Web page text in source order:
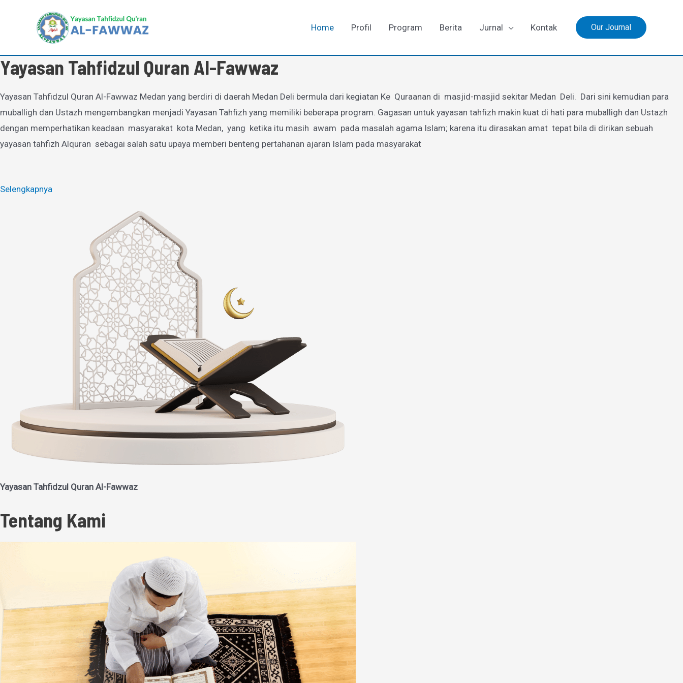
Home Profil Program Berita Jurnal Kontak Our Journal
Yayasan Tahfidzul Quran Al-Fawwaz
Yayasan Tahfidzul Quran Al-Fawwaz Medan yang berdiri di daerah Medan Deli bermula dari kegiatan Ke Quraanan di masjid-masjid sekitar Medan Deli. Dari sini kemudian para
muballigh dan Ustazh mengembangkan menjadi Yayasan Tahfizh yang memiliki beberapa program. Gagasan untuk yayasan tahfizh makin kuat di hati para muballigh dan Ustazh
dengan memperhatikan keadaan masyarakat kota Medan, yang ketika itu masih awam pada masalah agama Islam; karena itu dirasakan amat tepat bila di dirikan sebuah
yayasan tahfizh Alquran sebagai salah satu upaya memberi benteng pertahanan ajaran Islam pada masyarakat
Selengkapnya
Yayasan Tahfidzul Quran Al-Fawwaz
Tentang Kami